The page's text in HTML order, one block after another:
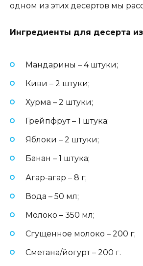
одном из этих десертов мы
Ингредиенты для десерта из
Мандарины – 4 штуки;
Киви – 2 штуки;
Хурма – 2 штуки;
Грейпфрут – 1 штука;
Яблоки – 2 штуки;
Банан – 1 штука;
Агар-агар – 8 г;
Вода – 50 мл;
Молоко – 350 мл;
Сгущенное молоко – 200 г;
Сметана/йогурт – 200 г.